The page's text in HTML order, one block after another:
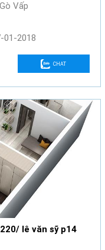
Vấp
01-2018
CHAT
lê văn sỹ p14